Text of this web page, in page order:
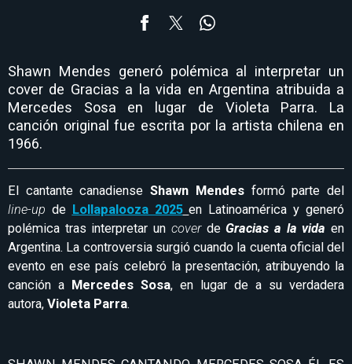
Shawn Mendes generó polémica al interpretar un
cover de Gracias a la vida en Argentina atribuida a
Mercedes Sosa en lugar de Violeta Parra. La
canción original fue escrita por la artista chilena en
1966.
El cantante canadienseShawn Mendesformó parte del
line-up de Lollapalooza 2025 en Latinoamérica y generó
polémica tras interpretar un cover deGracias a la vida en
Argentina. La controversia surgió cuando la cuenta oficial del
evento en ese país celebró la presentación, atribuyendo la
canción a
Mercedes Sosa, en lugar de a su verdadera
autora, Violeta Parra.